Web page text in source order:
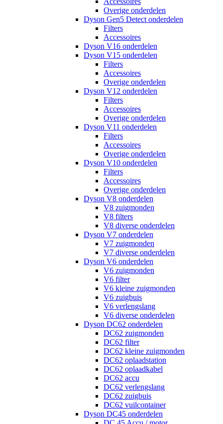
Overige onderdelen
Dyson Gen5 Detect onderdelen
Filters
Accessoires
Dyson V16 onderdelen
Dyson V15 onderdelen
Filters
Accessoires
Overige onderdelen
Dyson V12 onderdelen
Filters
Accessoires
Overige onderdelen
Dyson V11 onderdelen
Filters
Accessoires
Overige onderdelen
Dyson V10 onderdelen
Filters
Accessoires
Overige onderdelen
Dyson V8 onderdelen
V8 zuigmonden
V8 filters
V8 diverse onderdelen
Dyson V7 onderdelen
V7 zuigmonden
V7 diverse onderdelen
Dyson V6 onderdelen
V6 zuigmonden
V6 filter
V6 kleine zuigmonden
V6 zuigbuis
V6 verlengslang
V6 diverse onderdelen
Dyson DC62 onderdelen
DC62 zuigmonden
DC62 filter
DC62 kleine zuigmonden
DC62 oplaadstation
DC62 oplaadkabel
DC62 accu
DC62 verlengslang
DC62 zuigbuis
DC62 vuilcontainer
Dyson DC45 onderdelen